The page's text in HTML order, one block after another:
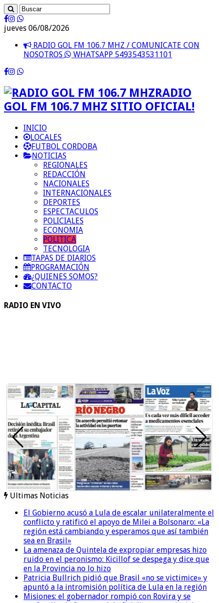
jueves 06/08/2026
RADIO GOL FM 106.7 MHZ / COMUNICATE CON
NOSOTROS
WHATSAPP 5493543531101
RADIO
GOL FM 106.7 MHZ SITIO OFICIAL!
INICIO
LOCALES
FUTBOL CORDOBA
NOTICIAS
REGIONALES
REDACCIÓN
NACIONALES
INTERNACIONALES
DEPORTES
ESPECTACULOS
POLICIALES
ECONOMIA
POLITICA
TECNOLOGIA
TAPAS DE DIARIOS
PROGRAMACIÓN
¿QUIENES SOMOS?
CONTACTO
RADIO EN VIVO
Ultimas Noticias
El Gobierno acusó a Lula de escalar unilateralmente el
conflicto y ratificó el apoyo de Milei a Bolsonaro: «La
región está cambiando y esperamos que así también
sea en Brasil»
La amenaza de Quintela de expropiar empresas hizo
ruido en el peronismo: Kicillof se despega y dice que
en la Provincia no lo hizo
Patricia Bullrich pidió que Brasil «no se victimice» y
apuntó a la intromisión política de Lula en la región
Misiones: el gobernador rompió con Rovira y se